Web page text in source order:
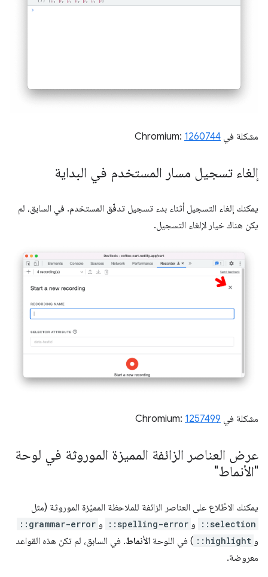
مشكلة في Chromium: 1260744
إلغاء تسجيل مسار المستخدم في البداية
يمكنك إلغاء التسجيل أثناء بدء تسجيل تدفّق المستخدم. في السابق، لم
يكن هناك خيار لإلغاء التسجيل.
مشكلة في Chromium: 1257499
عرض العناصر الزائفة المميزة الموروثة في لوحة
"الأنماط"
يمكنك الاطّلاع على العناصر الزائفة للملاحظة المميّزة الموروثة (مثل
::selection و ::spelling-error و ::grammar-error
و ::highlight ) في اللوحة الأنماط. في السابق، لم تكن هذه القواعد
معروضة.